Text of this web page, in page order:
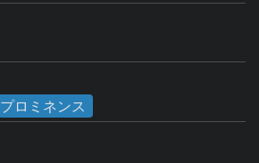
プロミネンス